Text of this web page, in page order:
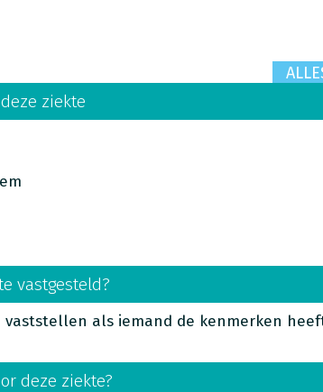
ziekte
vastgesteld?
vaststellen als iemand de kenmerken
deze ziekte?